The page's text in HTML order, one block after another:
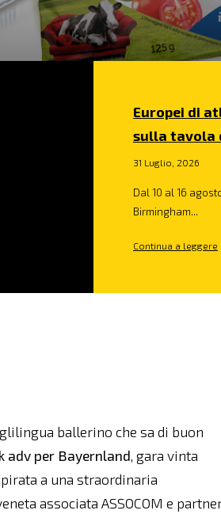
Europei di
sulla tavola
31 Luglio, 2026
Dal 10 al 16
Birmingham...
Continua a leggere
ballerino che sa di buon
adv per Bayernland, gara vinta
a una straordinaria
associata ASSOCOM e